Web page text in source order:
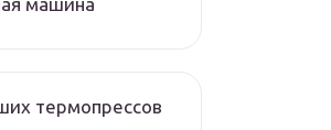
термопрессов